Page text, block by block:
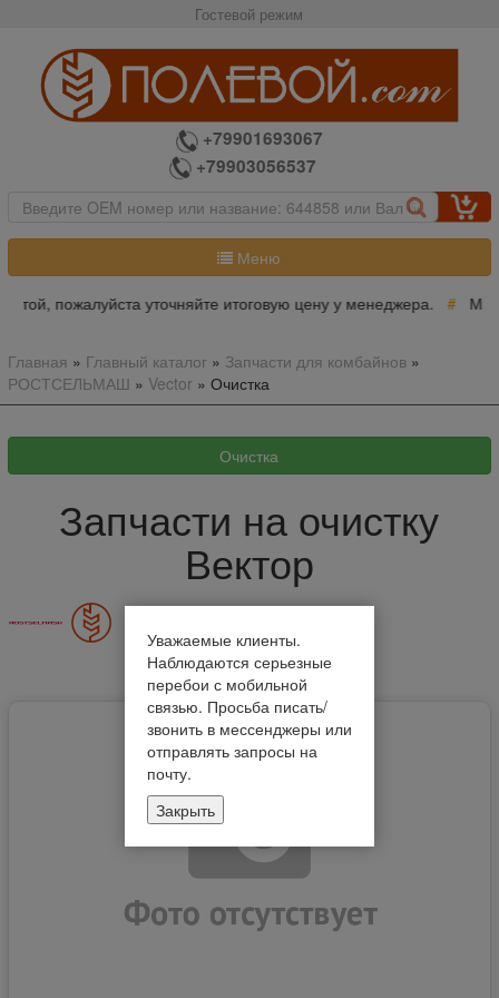
Гостевой режим
+79901693067
+79903056537
Меню
пожалуйста уточняйте итоговую цену у менеджера.#
Главная » Главный каталог» Запчасти для комбайнов»
РОСТСЕЛЬМАШ » Vector » Очистка
Запчасти на очистку
Вектор
Показать все товары
Уважаемые клиенты.
Наблюдаются серьезные
перебои с мобильной
связью. Просьба писать/
звонить в мессенджеры или
отправлять запросы на
почту.
Закрыть